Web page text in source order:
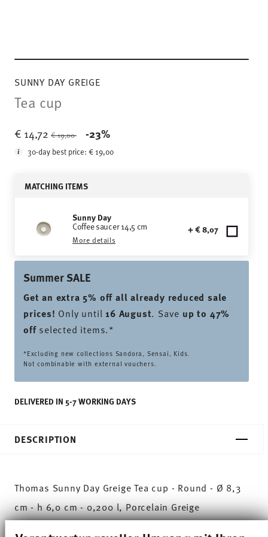
SUNNY DAY GREIGE
Tea cup
€ 14,72 Price reduced from
€ 19,00 -23%
30-day best price:€ 19,00
MATCHING ITEMS
Sunny Day
Coffee saucer 14,5 cm
More details
+ € 8,07
Summer SALE
Get an extra 5% off all already reduced sale
prices! Only until16 August. Save up to 47%
offselected items.*
*Excluding new collections Sandora, Sensai, Kids.
Not combinable with external vouchers.
DELIVERED IN 5-7 WORKING DAYS
DESCRIPTION
Thomas Sunny Day Greige Tea cup - Round - Ø 8,3
cm - h 6,0 cm - 0,200 l, Porcelain Greige